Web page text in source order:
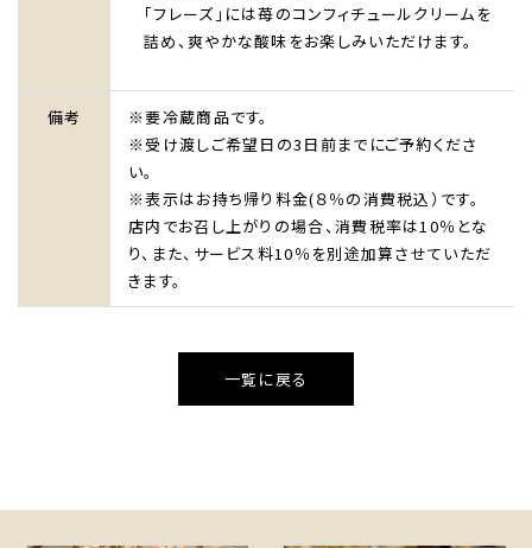
「フレーズ」には苺のコンフィチュールクリームを
詰め、爽やかな酸味をお楽しみいただけます。
備考
※要冷蔵商品です。
※受け渡しご希望日の3日前までにご予約くださ
い。
※表示はお持ち帰り料金(８％の消費税込）です。
店内でお召し上がりの場合、消費税率は10％とな
り、また、サービス料10％を別途加算させていただ
きます。
一覧に戻る